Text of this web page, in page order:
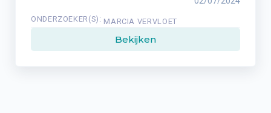
ONDERZOEKER(S): MARCIA VERVLOET
Bekijken